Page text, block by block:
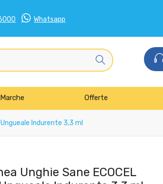
Whatsapp
Marche Offerte
Indurente 3,3 ml
Unghie Sane ECOCEL